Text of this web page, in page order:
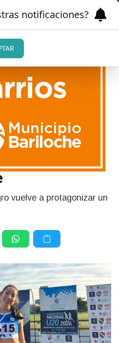
atleta
consagró
nacional U20
vuelve a protagonizar un
notificaciones?